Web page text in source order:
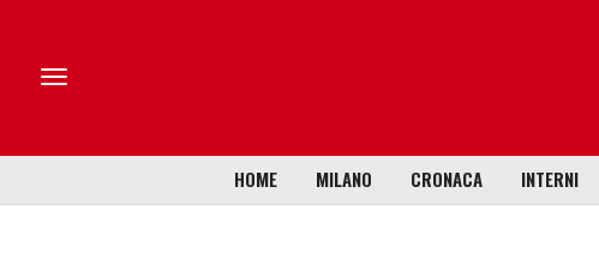
HOME MILANO CRONACA INTERNI